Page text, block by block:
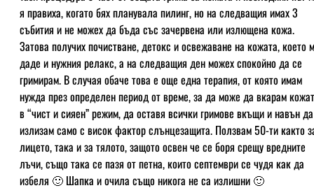
я правиха, когато бях планувала пилинг, но на следващия имах 3
събития и не можех да бъда със зачервена или излющена кожа.
Затова получих почистване, детокс и освежаване на кожата, което
даде и нужния релакс, а на следващия ден можех спокойно да се
гримирам. В случая обаче това е още една терапия, от която имам
нужда през определен период от време, за да може да вкарам
в “чист и сияен” режим, да оставя всички гримове вкъщи и навън да
излизам само с висок фактор слънцезащита. Ползвам 50-ти както
лицето, така и за тялото, защото освен че се боря срещу вредните
лъчи, също така се пазя от петна, които септември се чудя как да
избеля 🙂 Шапка и очила също никога не са излишни 🙂